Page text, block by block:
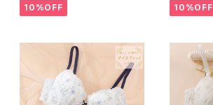
10%OFF 10%OFF